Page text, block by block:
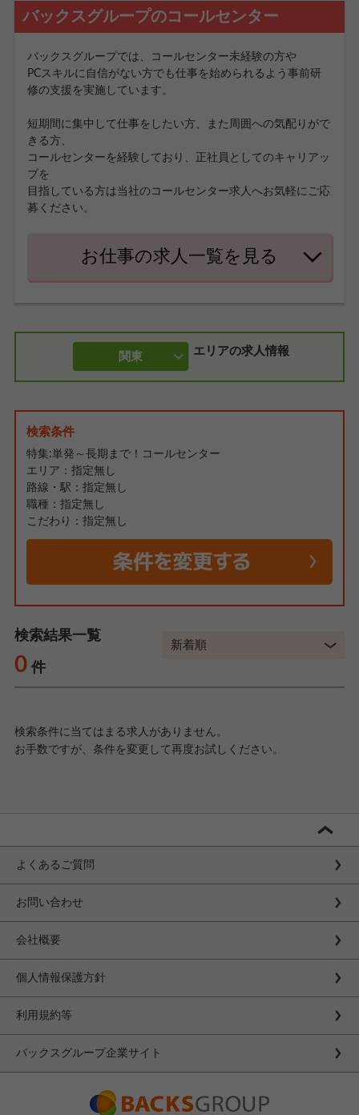
バックスグループのコールセンター
バックスグループでは、コールセンター未経験の方や
PCスキルに自信がない方でも仕事を始められるよう事前研
修の支援を実施しています。
短期間に集中して仕事をしたい方、また周囲への気配りがで
きる方、
コールセンターを経験しており、正社員としてのキャリアッ
プを
目指している方は当社のコールセンター求人へお気軽にご応
募ください。
お仕事の求人一覧を見る
関東 エリアの求人情報
検索条件
特集:単発～長期まで！コールセンター
エリア：指定無し
路線・駅：指定無し
職種：指定無し
こだわり：指定無し
検索結果一覧
0 件
検索条件に当てはまる求人がありません。
お手数ですが、条件を変更して再度お試しください。
よくあるご質問
お問い合わせ
会社概要
個人情報保護方針
利用規約等
バックスグループ企業サイト